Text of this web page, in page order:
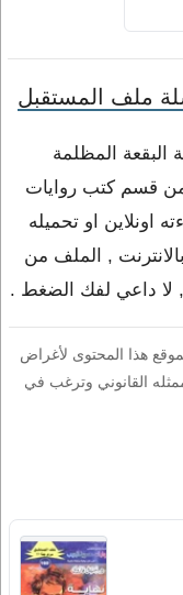
ملف المستقبل
البقعة المظلمة
قسم كتب روايات
اونلاين او تحميله
, الملف من
هذا المحتوى لأغراض
القانوني وترغب في